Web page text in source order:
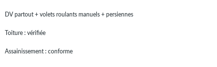
DV partout + volets roulants manuels + persiennes
Toiture : vérifiée
Assainissement : conforme